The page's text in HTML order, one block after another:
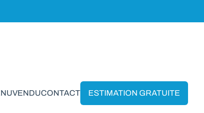
VENDUCONTACT ESTIMATION GRATUITE